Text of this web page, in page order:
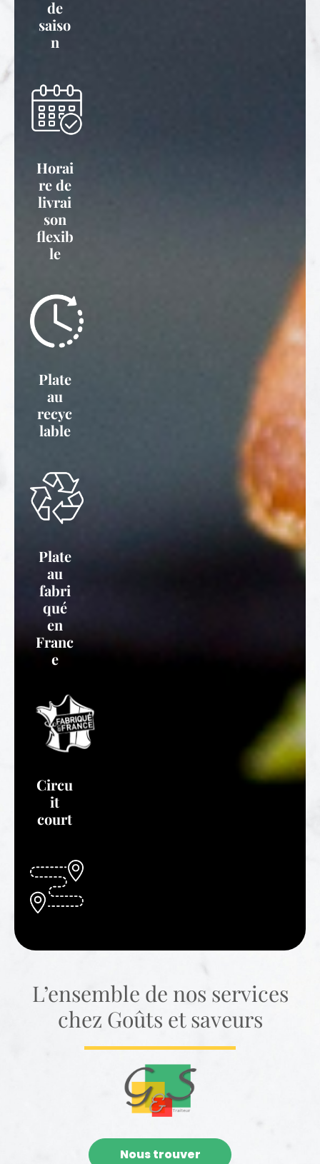
de
saiso
n
Horai
re de
livrai
son
flexib
le
Plate
au
recyc
lable
Plate
au
fabri
qué
en
Franc
e
Circu
it
court
L’ensemble de nos services
chez Goûts et saveurs
Nous trouver